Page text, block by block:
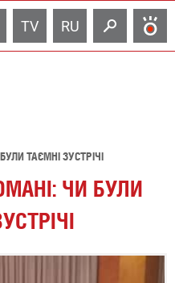
TV RU
ТАЄМНІ ЗУСТРІЧІ
ЧИ БУЛИ